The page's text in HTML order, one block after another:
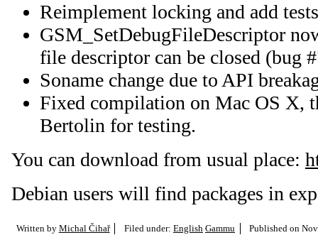
Reimplement locking and add
GSM_SetDebugFileDescriptor
file descriptor can be closed (bug
Soname change due to API
Fixed compilation on Mac OS X,
Bertolin for testing.
You can download from usual place:
Debian users will find packages in
Written by Michal Čihař Filed under: English Gammu Published on